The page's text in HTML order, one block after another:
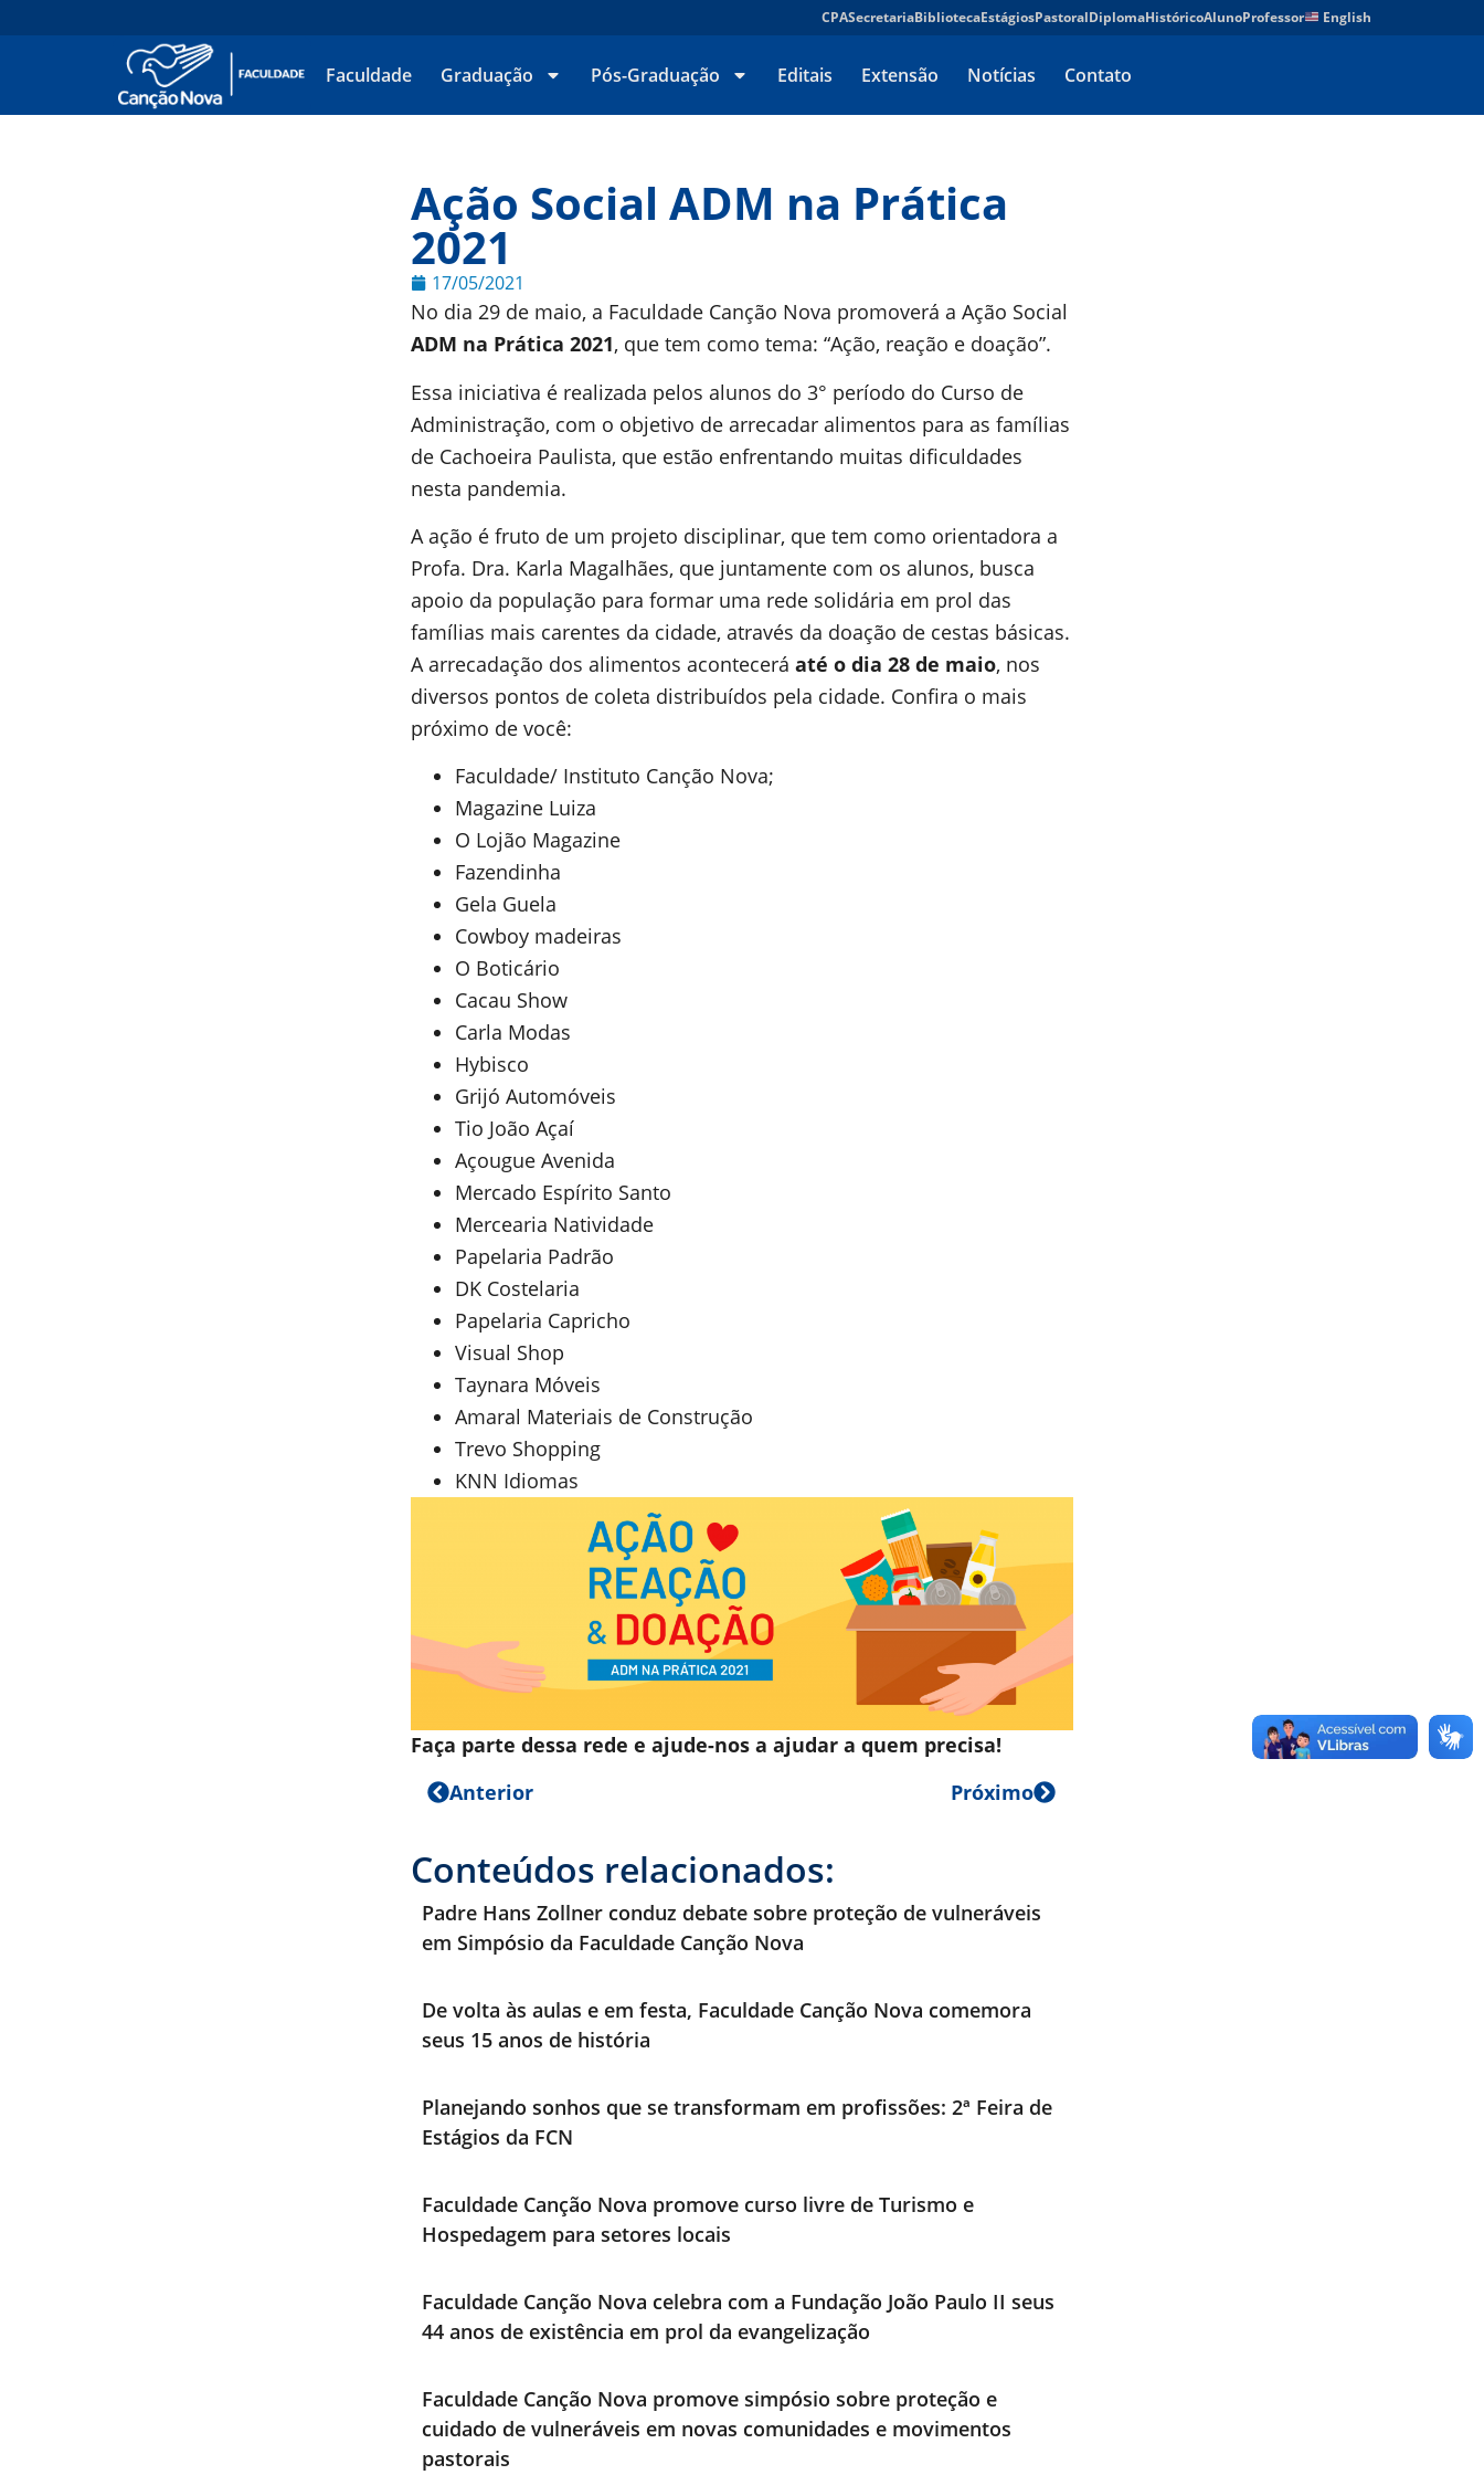
CPASecretariaBibliotecaEstágiosPastoralDiplomaHistóricoAlunoProfessor English
Faculdade Graduação Pós-Graduação Editais Extensão Notícias Contato
Ação Social ADM na Prática
2021
17/05/2021
No dia 29 de maio, a Faculdade Canção Nova promoverá a Ação Social
ADM na Prática 2021, que tem como tema: “Ação, reação e doação”.
Essa iniciativa é realizada pelos alunos do 3° período do Curso de
Administração, com o objetivo de arrecadar alimentos para as famílias
de Cachoeira Paulista, que estão enfrentando muitas dificuldades
nesta pandemia.
A ação é fruto de um projeto disciplinar, que tem como orientadora a
Profa. Dra. Karla Magalhães, que juntamente com os alunos, busca
apoio da população para formar uma rede solidária em prol das
famílias mais carentes da cidade, através da doação de cestas básicas.
A arrecadação dos alimentos acontecerá até o dia 28 de maio, nos
diversos pontos de coleta distribuídos pela cidade. Confira o mais
próximo de você:
Faculdade/ Instituto Canção Nova;
Magazine Luiza
O Lojão Magazine
Fazendinha
Gela Guela
Cowboy madeiras
O Boticário
Cacau Show
Carla Modas
Hybisco
Grijó Automóveis
Tio João Açaí
Açougue Avenida
Mercado Espírito Santo
Mercearia Natividade
Papelaria Padrão
DK Costelaria
Papelaria Capricho
Visual Shop
Taynara Móveis
Amaral Materiais de Construção
Trevo Shopping
KNN Idiomas
Faça parte dessa rede e ajude-nos a ajudar a quem precisa!
Anterior
Próximo
Conteúdos relacionados:
Padre Hans Zollner conduz debate sobre proteção de vulneráveis
em Simpósio da Faculdade Canção Nova
De volta às aulas e em festa, Faculdade Canção Nova comemora
seus 15 anos de história
Planejando sonhos que se transformam em profissões: 2ª Feira de
Estágios da FCN
Faculdade Canção Nova promove curso livre de Turismo e
Hospedagem para setores locais
Faculdade Canção Nova celebra com a Fundação João Paulo II seus
44 anos de existência em prol da evangelização
Faculdade Canção Nova promove simpósio sobre proteção e
cuidado de vulneráveis em novas comunidades e movimentos
pastorais